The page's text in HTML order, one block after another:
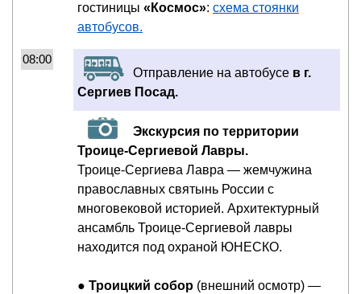
гостиницы «Космос»: схема стоянки
автобусов.
08:00
Отправление на автобусе в г.
Сергиев Посад.
Экскурсия по территории
Троице-Сергиевой Лавры.
Троице-Сергиева Лавра — жемчужина
православных святынь России с
многовековой историей. Архитектурный
ансамбль Троице-Сергиевой лавры
находится под охраной ЮНЕСКО.
● Троицкий собор (внешний осмотр) —